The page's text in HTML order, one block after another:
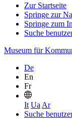
Zur Startseite
Springe zur
Springe zum
Suche
Museum für
De
En
Fr
It Ua Ar
Suche